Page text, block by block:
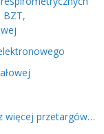
BZT,
więcej przetargów…